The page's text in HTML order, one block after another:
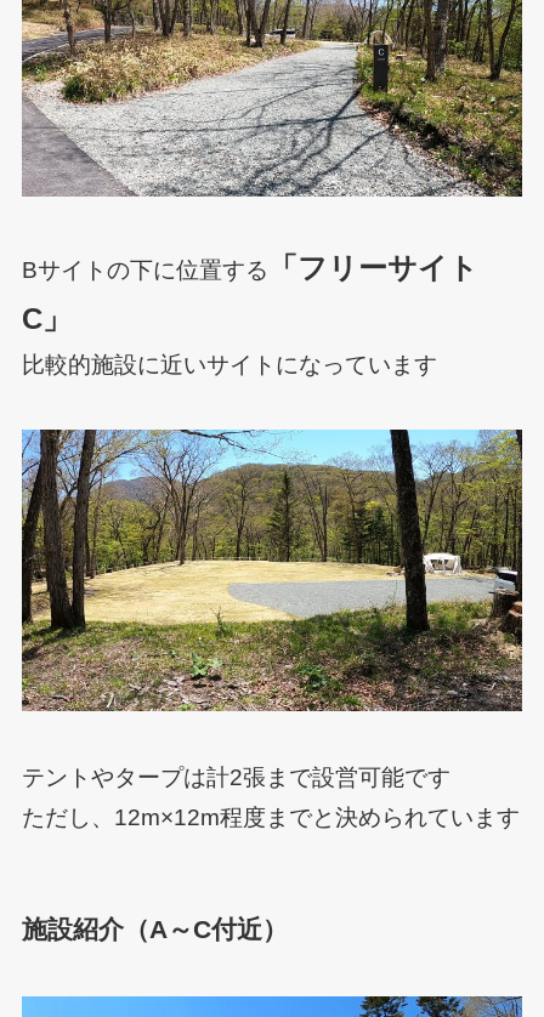
Bサイトの下に位置する
「フリーサイト
C」
比較的施設に近いサイトになっています
テントやタープは計2張まで設営可能です
ただし、12m×12m程度までと決められています
施設紹介（A～C付近）